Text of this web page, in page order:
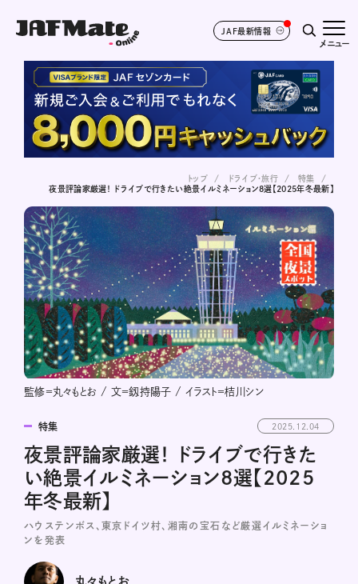
JAF最新情報
メニュー
トップ ドライブ･旅行
特集
夜景評論家厳選！ ドライブで行きたい絶景イルミネーション8選【2025年冬最新】
監修＝丸々もとお / 文＝釼持陽子 / イラスト＝桔川シン
特集 2025.12.04
夜景評論家厳選！ ドライブで行きた
い絶景イルミネーション8選【2025
年冬最新】
ハウステンボス、東京ドイツ村、湘南の宝石など厳選イルミネーショ
ンを発表
丸々もとお